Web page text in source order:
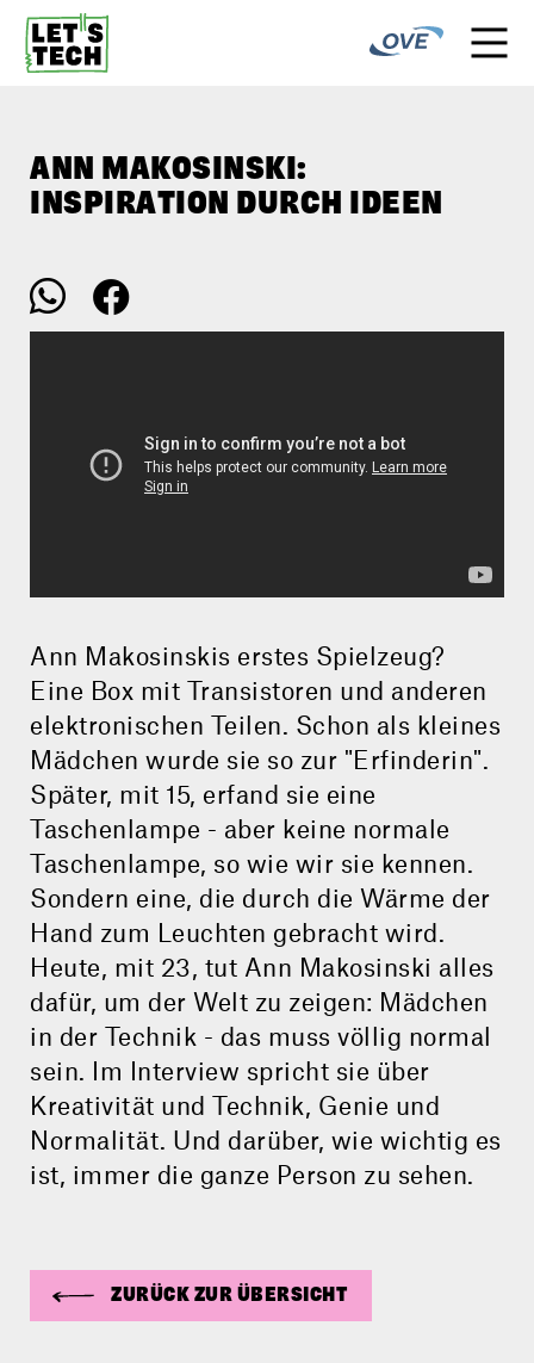
ANN MAKOSINSKI:
INSPIRATION DURCH IDEEN
Ann Makosinskis erstes Spielzeug?
Eine Box mit Transistoren und anderen
elektronischen Teilen. Schon als kleines
Mädchen wurde sie so zur "Erfinderin".
Später, mit 15, erfand sie eine
Taschenlampe - aber keine normale
Taschenlampe, so wie wir sie kennen.
Sondern eine, die durch die Wärme der
Hand zum Leuchten gebracht wird.
Heute, mit 23, tut Ann Makosinski alles
dafür, um der Welt zu zeigen: Mädchen
in der Technik - das muss völlig normal
sein. Im Interview spricht sie über
Kreativität und Technik, Genie und
Normalität. Und darüber, wie wichtig es
ist, immer die ganze Person zu sehen.
ZURÜCK ZUR ÜBERSICHT